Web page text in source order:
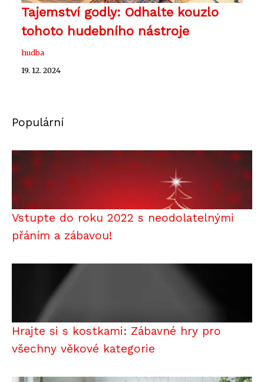
Tajemství godly: Odhalte kouzlo
tohoto hudebního nástroje
hudba
19. 12. 2024
Populární
Vstupte do roku 2022 s neodolatelnými
přáním a zábavou!
Hrajte si s kostkami: Zábavné hry pro
všechny věkové kategorie